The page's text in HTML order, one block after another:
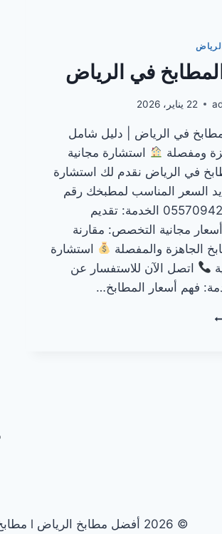
في الرياض
22 يناير، 2026
في الرياض | دليل شامل
استشارة مجانية
في الرياض نقدم لك استشارة
السعر المناسب لمطبخك رقم
الهاتف: 0557094290 الخدمة: تقديم
مجانية التخصص: مقارنة
الجاهزة والمفصلة
استشارة
اتصل الآن للاستفسار عن
فهم أسعار المطابخ…
© 2026 أفضل مطابخ الرياض l مطابخ الرياض الأولى - قالب ووردبريس بواسطة